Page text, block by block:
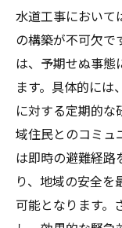
水道工事において
の構築が不可欠で
は、予期せぬ事態
ます。具体的には
に対する定期的な
域住民とのコミュ
は即時の避難経路
り、地域の安全
可能となります。